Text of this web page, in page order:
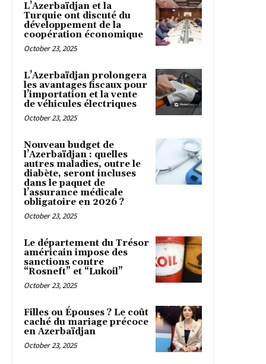
L’Azerbaïdjan et la
Turquie ont discuté du
développement de la
coopération économique
October 23, 2025
L’Azerbaïdjan prolongera
les avantages fiscaux pour
l’importation et la vente
de véhicules électriques
October 23, 2025
Nouveau budget de
l’Azerbaïdjan : quelles
autres maladies, outre le
diabète, seront incluses
dans le paquet de
l’assurance médicale
obligatoire en 2026 ?
October 23, 2025
Le département du Trésor
américain impose des
sanctions contre
“Rosneft” et “Lukoil”
October 23, 2025
Filles ou Épouses ? Le coût
caché du mariage précoce
en Azerbaïdjan
October 23, 2025